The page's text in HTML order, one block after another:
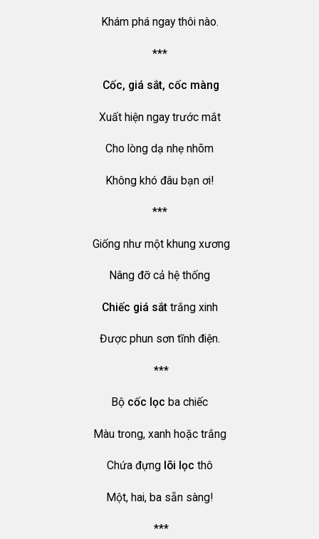
Khám phá ngay thôi nào.
***
Cốc, giá sắt, cốc màng
Xuất hiện ngay trước mắt
Cho lòng dạ nhẹ nhõm
Không khó đâu bạn ơi!
***
Giống như một khung xương
Nâng đỡ cả hệ thống
Chiếc giá sắttrắng xinh
Được phun sơn tĩnh điện.
***
Bộ cốc lọc ba chiếc
Màu trong, xanh hoặc trắng
Chứa đựng lõi lọc thô
Một, hai, ba sẵn sàng!
***